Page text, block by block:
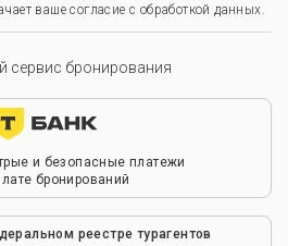
ваше согласие с обработкой данных.
сервис бронирования
и безопасные платежи
бронирований
реестре турагентов